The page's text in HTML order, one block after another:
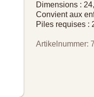
Dimensions :
Convient aux
Piles requises :
Artikelnummer: